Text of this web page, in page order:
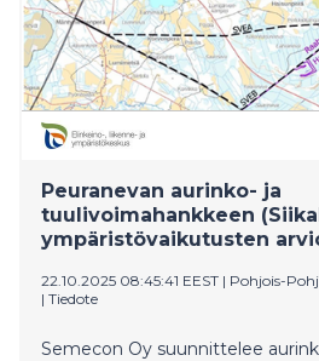
Peuranevan aurinko- ja
tuulivoimahankkeen
ympäristövaikutusten
22.10.2025 08:45:41 EEST | Pohjois-
| Tiedote
Semecon Oy suunnittelee